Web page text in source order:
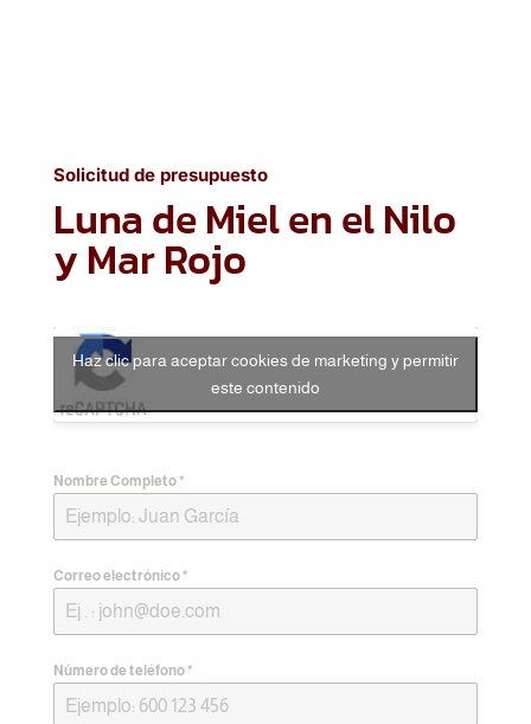
Solicitud de presupuesto
Luna de Miel en el Nilo
y Mar Rojo
Haz clic para aceptar cookies de marketing y permitir
este contenido
Nombre Completo*
Correo electrónico*
Número de teléfono*